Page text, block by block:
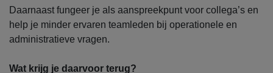
Daarnaast fungeer je als aanspreekpunt voor collega’s en
help je minder ervaren teamleden bij operationele en
administratieve vragen.
Wat krijg je daarvoor terug?